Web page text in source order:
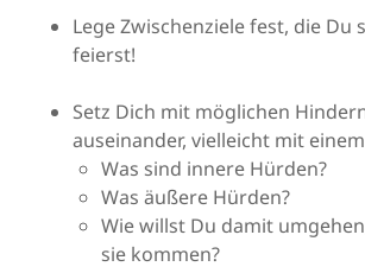
Lege Zwischenziele fest, die Du
feierst!
Setz Dich mit möglichen
auseinander, vielleicht mit
Was sind innere Hürden?
Was äußere Hürden?
Wie willst Du damit
sie kommen?